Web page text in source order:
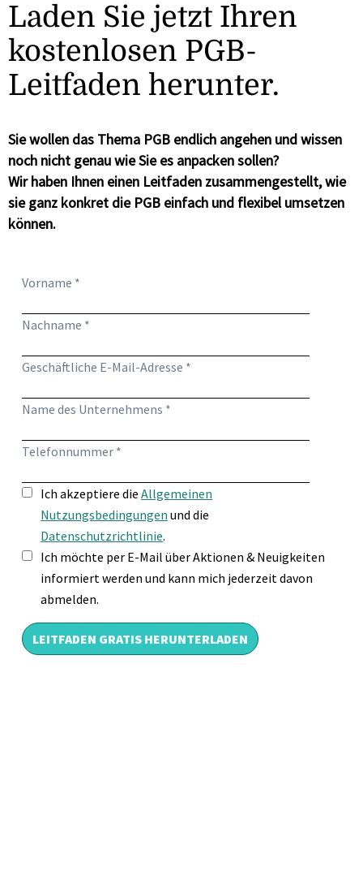
Laden Sie jetzt Ihren
kostenlosen PGB-
Leitfaden herunter.
Sie wollen das Thema PGB endlich angehen und wissen
noch nicht genau wie Sie es anpacken sollen?
Wir haben Ihnen einen Leitfaden zusammengestellt, wie
sie ganz konkret die PGB einfach und flexibel umsetzen
können.
Vorname *
Nachname *
Geschäftliche E-Mail-Adresse *
Name des Unternehmens *
Telefonnummer *
Ich akzeptiere dieAllgemeinen
Nutzungsbedingungen und die
Datenschutzrichtlinie.
Ich möchte per E-Mail über Aktionen & Neuigkeiten
informiert werden und kann mich jederzeit davon
abmelden.